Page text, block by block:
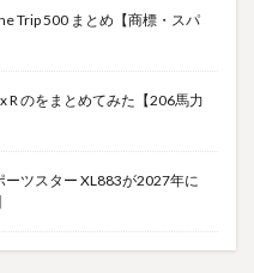
Trip 500 まとめ【商標・スパ
R のをまとめてみた【206馬力
ーツスター XL883が2027年に